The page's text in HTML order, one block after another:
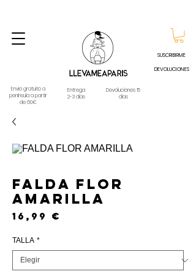
DEVOLUCIONES
SUSCRIBIRME
Envio gratuito a
península a partir
de 60€
Entrega
2-3 días
Devoluciones 15
días
FALDA FLOR
AMARILLA
16,99 €
TALLA *